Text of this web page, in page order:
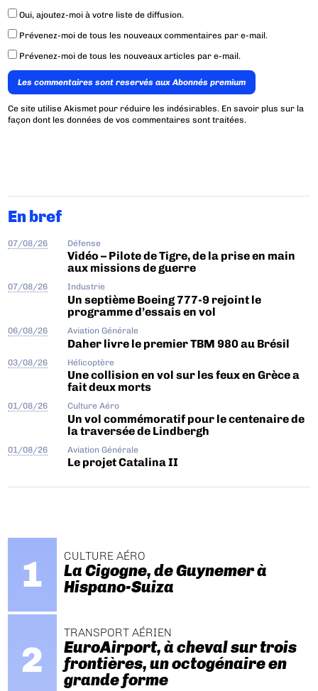
Oui, ajoutez-moi à votre liste de diffusion.
Prévenez-moi de tous les nouveaux commentaires par e-mail.
Prévenez-moi de tous les nouveaux articles par e-mail.
Les commentaires sont reservés aux Abonnés premium
Ce site utilise Akismet pour réduire les indésirables. En savoir plus sur la
façon dont les données de vos commentaires sont traitées.
En bref
07/08/26 Défense
Vidéo – Pilote de Tigre, de la prise en main
aux missions de guerre
07/08/26 Industrie
Un septième Boeing 777-9 rejoint le
programme d’essais en vol
06/08/26 Aviation Générale
Daher livre le premier TBM 980 au Brésil
03/08/26 Hélicoptère
Une collision en vol sur les feux en Grèce a
fait deux morts
01/08/26 Culture Aéro
Un vol commémoratif pour le centenaire de
la traversée de Lindbergh
01/08/26 Aviation Générale
Le projet Catalina II
CULTURE AÉRO
La Cigogne, de Guynemer à
Hispano-Suiza
TRANSPORT AÉRIEN
EuroAirport, à cheval sur trois
frontières, un octogénaire en
grande forme